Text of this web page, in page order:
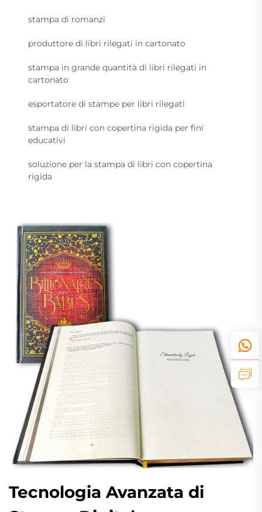
stampa di romanzi
produttore di libri rilegati in cartonato
stampa in grande quantità di libri rilegati in
cartonato
esportatore di stampe per libri rilegati
stampa di libri con copertina rigida per fini
educativi
soluzione per la stampa di libri con copertina
rigida
Tecnologia Avanzata di